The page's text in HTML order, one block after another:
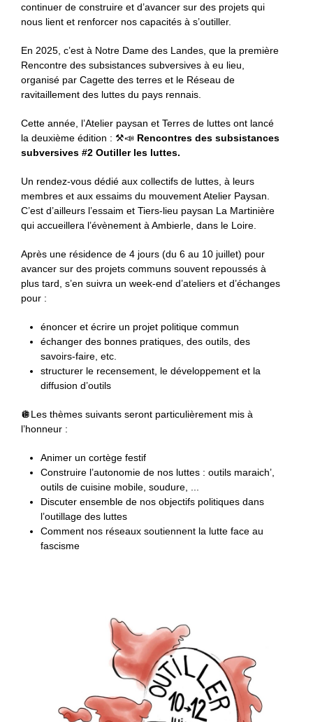
continuer de construire et d’avancer sur des projets qui
nous lient et renforcer nos capacités à s’outiller.
En 2025, c’est à Notre Dame des Landes, que la première
Rencontre des subsistances subversives à eu lieu,
organisé par Cagette des terres et le Réseau de
ravitaillement des luttes du pays rennais.
Cette année, l’Atelier paysan et Terres de luttes ont lancé
la deuxième édition : ⚒️📣 Rencontres des subsistances
subversives #2 Outiller les luttes.
Un rendez-vous dédié aux collectifs de luttes, à leurs
membres et aux essaims du mouvement Atelier Paysan.
C’est d’ailleurs l’essaim et Tiers-lieu paysan La Martinière
qui accueillera l’évènement à Ambierle, dans le Loire.
Après une résidence de 4 jours (du 6 au 10 juillet) pour
avancer sur des projets communs souvent repoussés à
plus tard, s’en suivra un week-end d’ateliers et d’échanges
pour :
énoncer et écrire un projet politique commun
échanger des bonnes pratiques, des outils, des
savoirs-faire, etc.
structurer le recensement, le développement et la
diffusion d’outils
🪩Les thèmes suivants seront particulièrement mis à
l’honneur :
Animer un cortège festif
Construire l’autonomie de nos luttes : outils maraich’,
outils de cuisine mobile, soudure, ...
Discuter ensemble de nos objectifs politiques dans
l’outillage des luttes
Comment nos réseaux soutiennent la lutte face au
fascisme